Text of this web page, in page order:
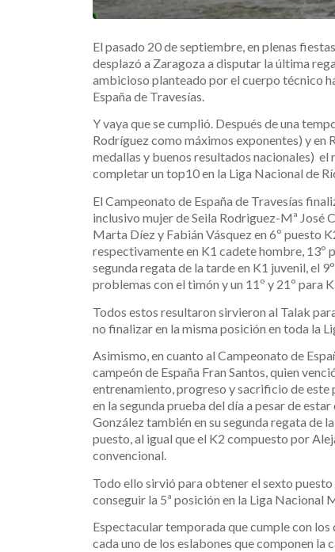
El pasado 20 de septiembre, en plenas
desplazó a Zaragoza a disputar la última
ambicioso planteado por el cuerpo técnico
España de Travesías.
Y vaya que se cumplió. Después de una
Rodríguez como máximos exponentes) y en
medallas y buenos resultados nacionales)
completar un top10 en la Liga Nacional de
El Campeonato de España de Travesías
inclusivo mujer de Seila Rodriguez-Mª José
Marta Díez y Fabián Vásquez en 6º puesto
respectivamente en K1 cadete hombre, 13º
segunda regata de la tarde en K1 juvenil, el
problemas con el timón y un 11º y 21º para
Todos estos resultaron sirvieron al Talak
no finalizar en la misma posición en toda la
Asimismo, en cuanto al Campeonato de
campeón de España Fran Santos, quien
entrenamiento, progreso y sacrificio de este
en la segunda prueba del día a pesar de
González también en su segunda regata de
puesto, al igual que el K2 compuesto por
convencional.
Todo ello sirvió para obtener el sexto
conseguir la 5ª posición en la Liga Nacional
Espectacular temporada que cumple con
cada uno de los eslabones que componen